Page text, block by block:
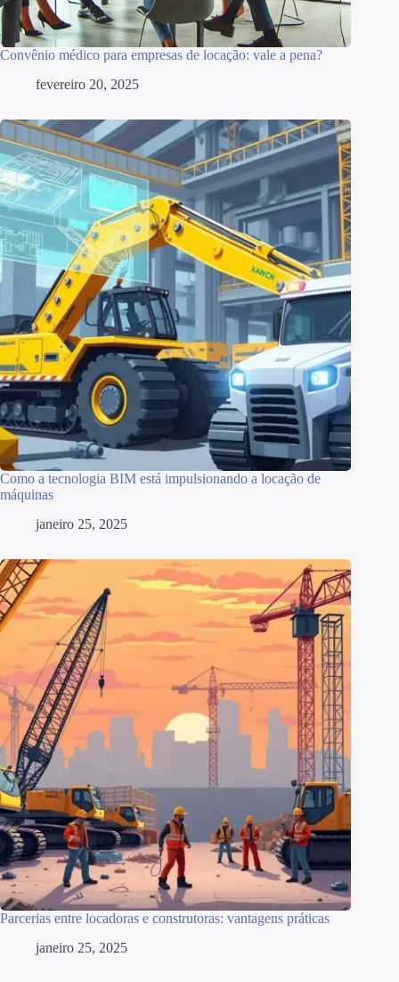
Convênio médico para empresas de locação: vale a pena?
fevereiro 20, 2025
Como a tecnologia BIM está impulsionando a locação de
máquinas
janeiro 25, 2025
Parcerias entre locadoras e construtoras: vantagens práticas
janeiro 25, 2025